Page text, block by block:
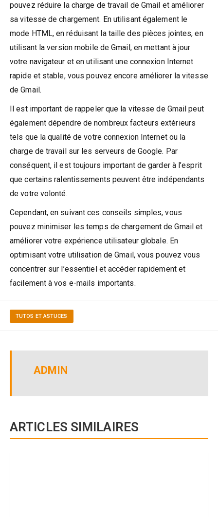
pouvez réduire la charge de travail de Gmail et améliorer
sa vitesse de chargement. En utilisant également le
mode HTML, en réduisant la taille des pièces jointes, en
utilisant la version mobile de Gmail, en mettant à jour
votre navigateur et en utilisant une connexion Internet
rapide et stable, vous pouvez encore améliorer la vitesse
de Gmail.
Il est important de rappeler que la vitesse de Gmail peut
également dépendre de nombreux facteurs extérieurs
tels que la qualité de votre connexion Internet ou la
charge de travail sur les serveurs de Google. Par
conséquent, il est toujours important de garder à l’esprit
que certains ralentissements peuvent être indépendants
de votre volonté.
Cependant, en suivant ces conseils simples, vous
pouvez minimiser les temps de chargement de Gmail et
améliorer votre expérience utilisateur globale. En
optimisant votre utilisation de Gmail, vous pouvez vous
concentrer sur l’essentiel et accéder rapidement et
facilement à vos e-mails importants.
TUTOS ET ASTUCES
ADMIN
ARTICLES SIMILAIRES